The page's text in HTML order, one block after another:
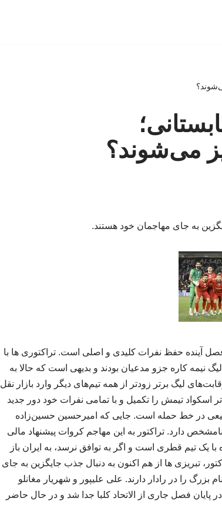
با ۳ بمب تابستانی؛
می‌شوند؟
به جای مهاجمان خود هستند.
فصل آینده حفظ نفرات کلیدی و اصلی است. تراکتوری ها با
نیمه کاره جزو مدعیان بودند و بدیهی است که حالا به
لیگ برتر زودتر از همه تیم‌های دیگر وارد بازار نقل
اسکواد تیمش را تکمیل و با تمامی نفرات خود دور جدید
در خط حمله است. جایی که امیرحسین حسین‌زاده
دارد. تراکتور به این مهاجم کروات پیشنهاد مالی
با یک تیم قطری است و اگر به توافق نرسد، به ایران باز
تبریزی ها از هم اکنون به دنبال جذب جایگزین به جای
بزرگ را در رادار دارند. علی علیپور و شهریار مغانلو
پایان فصل جاری از الاتحاد کلبا جدا شد و در حال حاضر